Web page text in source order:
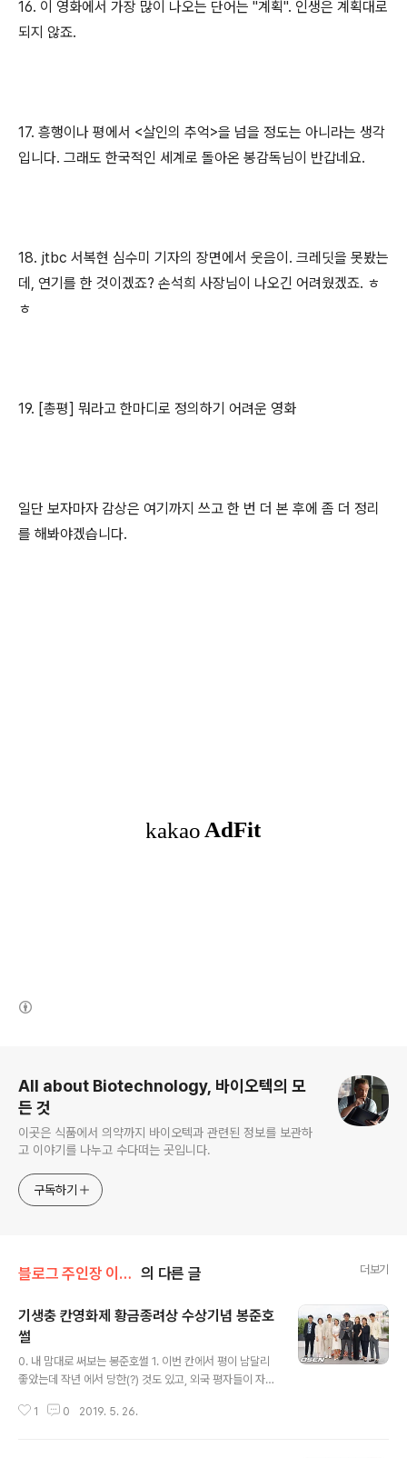
16. 이 영화에서 가장 많이 나오는 단어는 "계획". 인생은 계획대로
되지 않죠.
17. 흥행이나 평에서 <살인의 추억>을 넘을 정도는 아니라는 생각
입니다. 그래도 한국적인 세계로 돌아온 봉감독님이 반갑네요.
18. jtbc 서복현 심수미 기자의 장면에서 웃음이. 크레딧을 못봤는
데, 연기를 한 것이겠죠? 손석희 사장님이 나오긴 어려웠겠죠. ㅎ
ㅎ
19. [총평] 뭐라고 한마디로 정의하기 어려운 영화
일단 보자마자 감상은 여기까지 쓰고 한 번 더 본 후에 좀 더 정리
를 해봐야겠습니다.
All about Biotechnology, 바이오텍의 모
든 것
이곳은 식품에서 의약까지 바이오텍과 관련된 정보를 보관하
고 이야기를 나누고 수다떠는 곳입니다.
구독하기
블로그 주인장 이야기/책 영화 음악 그리고 의 다른 글 더보기
기생충 칸영화제 황금종려상 수상기념 봉준호
썰
0. 내 맘대로 써보는 봉준호썰 1. 이번 칸에서 평이 남달리
좋았는데 작년 에서 당한(?) 것도 있고, 외국 평자들이 자꾸
영화에 가족 나오는 영화라고 불이익 받는 것 아닐까 살짝
1 0 2019. 5. 26.